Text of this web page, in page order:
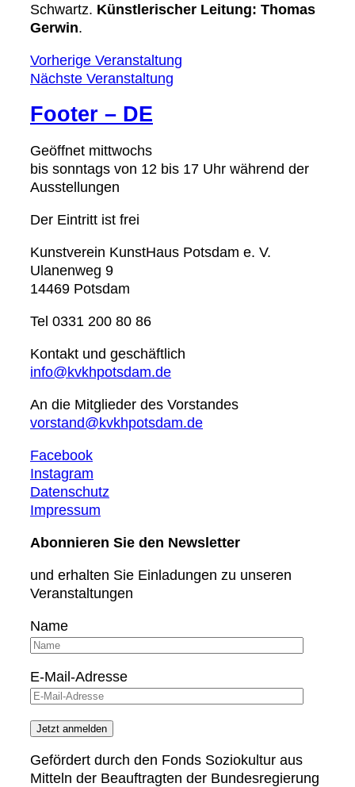
Schwartz. Künstlerischer Leitung: Thomas
Gerwin.
Vorherige Veranstaltung
Nächste Veranstaltung
Footer – DE
Geöffnet mittwochs
bis sonntags von 12 bis 17 Uhr während der
Ausstellungen
Der Eintritt ist frei
Kunstverein KunstHaus Potsdam e. V.
Ulanenweg 9
14469 Potsdam
Tel 0331 200 80 86
Kontakt und geschäftlich
info@kvkhpotsdam.de
An die Mitglieder des Vorstandes
vorstand@kvkhpotsdam.de
Facebook
Instagram
Datenschutz
Impressum
Abonnieren Sie den Newsletter
und erhalten Sie Einladungen zu unseren
Veranstaltungen
Name
E-Mail-Adresse
Gefördert durch den Fonds Soziokultur aus
Mitteln der Beauftragten der Bundesregierung